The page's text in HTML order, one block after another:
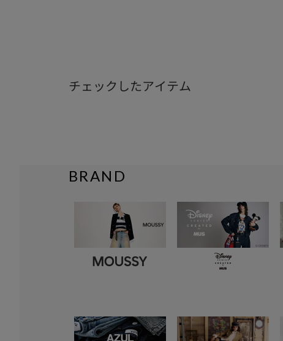
チェックしたアイテム
BRAND